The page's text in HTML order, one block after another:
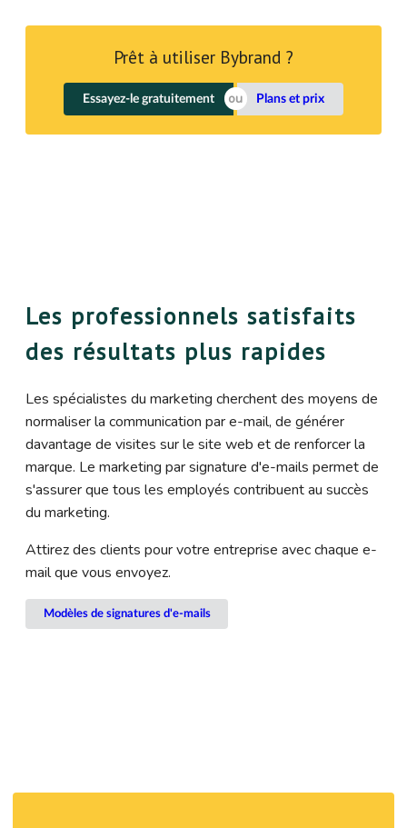
Prêt à utiliser Bybrand ?
Essayez-le gratuitement Plans et prix
Les professionnels satisfaits
des résultats plus rapides
Les spécialistes du marketing cherchent des moyens de
normaliser la communication par e-mail, de générer
davantage de visites sur le site web et de renforcer la
marque. Le marketing par signature d'e-mails permet de
s'assurer que tous les employés contribuent au succès
du marketing.
Attirez des clients pour votre entreprise avec chaque e-
mail que vous envoyez.
Modèles de signatures d'e-mails